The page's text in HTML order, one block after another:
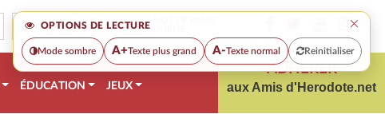
OPTIONS DE LECTURE ×
Mode sombre A+Texte plus grand A-Texte normal Reinitialiser
ÉDUCATION JEUX
ADHÉRER
aux Amis d'Herodote.net